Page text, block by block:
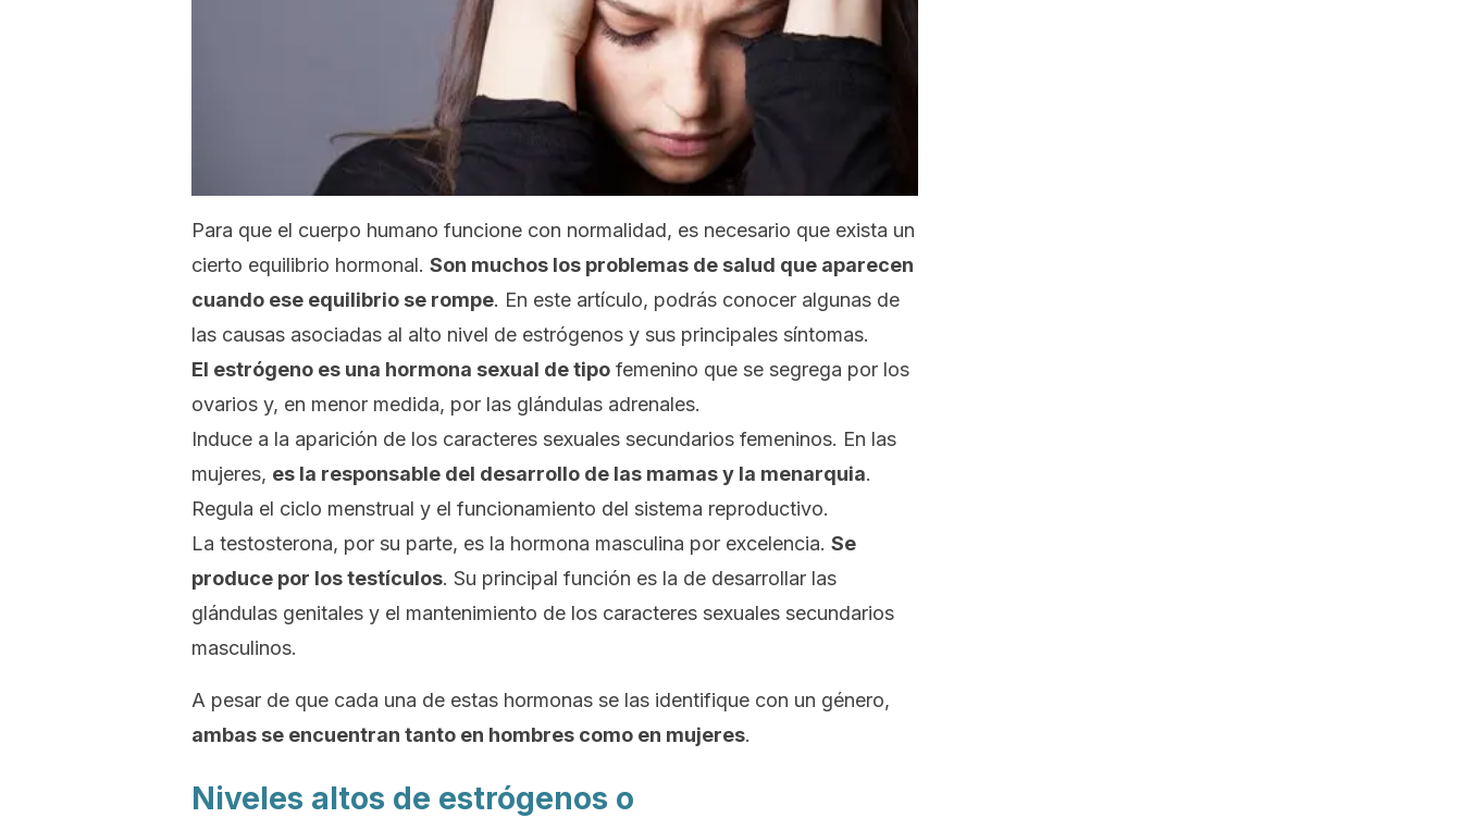
Para que el cuerpo humano funcione con normalidad, es necesario que exista un
cierto equilibrio hormonal. Son muchos los problemas de salud que aparecen
cuando ese equilibrio se rompe. En este artículo, podrás conocer algunas de
las causas asociadas al alto nivel de estrógenos y sus principales síntomas.
El estrógeno es una hormona sexual de tipo femenino que se segrega por los
ovarios y, en menor medida, por las glándulas adrenales.
Induce a la aparición de los caracteres sexuales secundarios femeninos. En las
mujeres, es la responsable del desarrollo de las mamas y la menarquia.
Regula el ciclo menstrual y el funcionamiento del sistema reproductivo.
La testosterona, por su parte, es la hormona masculina por excelencia. Se
produce por los testículos. Su principal función es la de desarrollar las
glándulas genitales y el mantenimiento de los caracteres sexuales secundarios
masculinos.
A pesar de que cada una de estas hormonas se las identifique con un género,
ambas se encuentran tanto en hombres como en mujeres.
Niveles altos de estrógenos o